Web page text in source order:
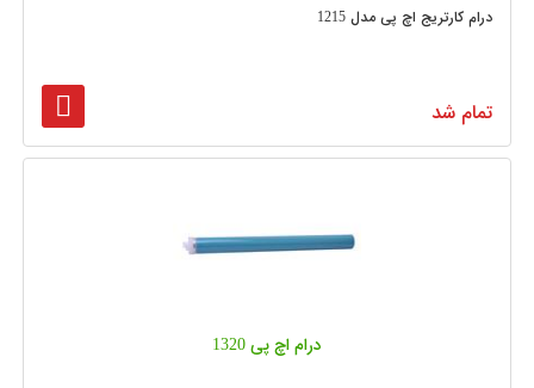
درام کارتریج اچ پی مدل 1215
تمام شد
درام اچ پی 1320